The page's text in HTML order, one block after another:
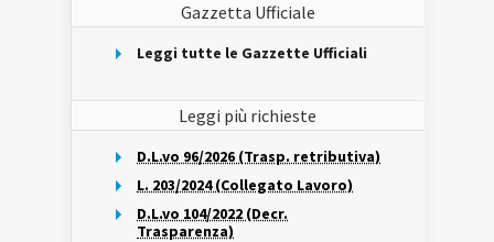
Gazzetta Ufficiale
Leggi tutte le Gazzette Ufficiali
Leggi più richieste
D.L.vo 96/2026 (Trasp. retributiva)
L. 203/2024 (Collegato Lavoro)
D.L.vo 104/2022 (Decr.
Trasparenza)